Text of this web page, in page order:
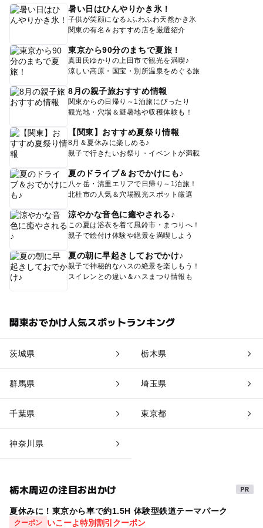
暑い日はひんやりかき氷！
子供が笑顔になる♪ふわふわ天然かき氷
関東の有名＆おすすめ店を厳選紹介
東京から90分のまちで夏旅！
真田氏ゆかりの上田市で観光を満喫♪
涼しい高原・国宝・別所温泉をめぐる旅
8月の親子旅おすすめ情報
関東からの日帰り～1泊旅にぴったり
観光地・穴場＆避暑地や収穫体験も！
【関東】おすすめ夏祭り情報
8月＆夏休みに楽しめる♪
親子で行きたいお祭り・イベントが満載
夏のドライブ＆おでかけにも♪
八ヶ岳・清里エリアで日帰り～1泊旅！
北杜市の人気＆穴場観光スポット厳選
涼やかな音色に癒やされる♪
この夏は浴衣を着て風鈴市・まつりへ！
親子で絵付け体験や絶景を満喫しよう
夏の朝に早起きしておでかけ♪
親子で神秘的なハスの絶景を楽しもう！
スイレンとの違い＆ハスまつり情報も
関東おでかけ人気スポットランキング
茨城県 栃木県
群馬県 埼玉県
千葉県 東京都
神奈川県
栃木周辺の注目お出かけ
夏休みに！東京から車で約1.5H 体験型鉄道テーマパーク
クーポン いこーよ特別割引クーポン